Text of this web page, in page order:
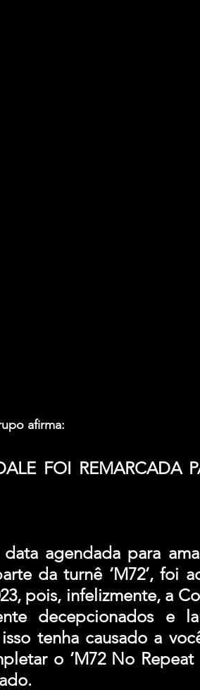
afirma:
FOI REMARCADA
agendada para
da turnê ‘M72’, foi
pois, infelizmente, a
decepcionados e
tenha causado a
o ‘M72 No Repeat